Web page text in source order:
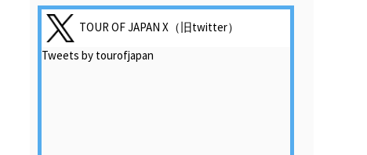
TOUR OF JAPAN X（旧twitter）
Tweets by tourofjapan